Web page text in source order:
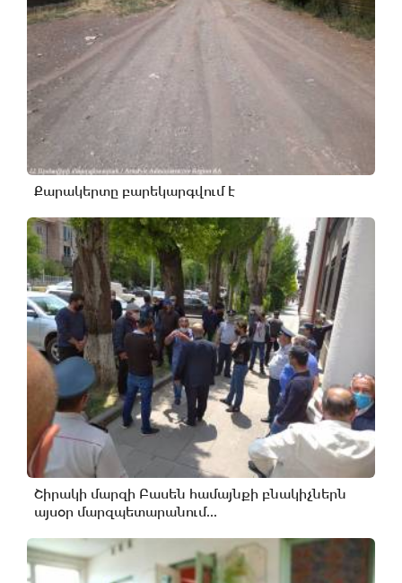
Քարակերտը բարեկարգվում է
Շիրակի մարզի Բասեն համայնքի բնակիչներն
այսօր մարզպետարանում...